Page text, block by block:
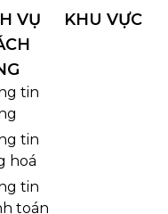
bản kích thước,
theo diện tích và
với kích thước Ø600
phòng ăn nhỏ,
diện tích vừa phải.
là lựa chọn cân
sinh hoạt chung
VỤ
tin
tin
hoá
tin
toán
KHU VỰC